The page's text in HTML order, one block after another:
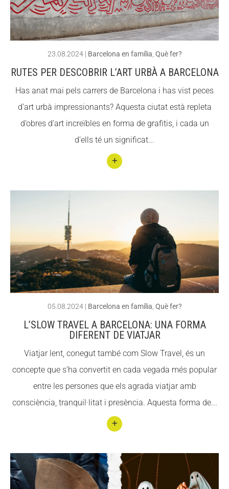
23.08.2024| Barcelona en família Què fer?
RUTES PER DESCOBRIR L’ART URBÀ A BARCELONA
Has anat mai pels carrers de Barcelona i has vist peces
d’art urbà impressionants? Aquesta ciutat està repleta
d’obres d’art increïbles en forma de grafitis, i cada un
d’ells té un significat...
nuar
per
desc
obrir
a
05.08.2024| Barcelona en família Què fer?
L’SLOW TRAVEL A BARCELONA: UNA FORMA
DIFERENT DE VIATJAR
Viatjar lent, conegut també com Slow Travel, és un
concepte que s’ha convertit en cada vegada més popular
entre les persones que els agrada viatjar amb
consciència, tranquil·litat i presència. Aquesta forma de...
nuar
llegin
ACCIÓ SOCIAL I JOVES
ESPLAIS
SUPORT TERCER SECTOR
CONEIX FUNDESPLAI
La Fundació
L'equip
Missió i valors
Els comptes clars
Memòria d'activitats
Proposta educativa
ACTUALITAT
Diari de la Fundació
Fundesplai als mitjans
ACCIÓ SOCIAL I JOVES
ESPLAIS
SUPORT TERCER SECTOR
CONEIX FUNDESPLAI
La Fundació
L'equip
Missió i valors
Els comptes clars
Memòria d'activitats
Proposta educativa
ACTUALITAT
Diari de la Fundació
Fundesplai als mitjans